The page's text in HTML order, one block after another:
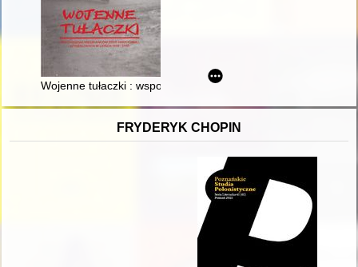
Wojenne tułaczki : wspomnienia mieszkańców ziemi
FRYDERYK CHOPIN